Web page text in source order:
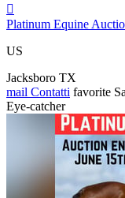

Platinum Equine
US
Jacksboro TX
mail Contatti favorite
Eye-catcher